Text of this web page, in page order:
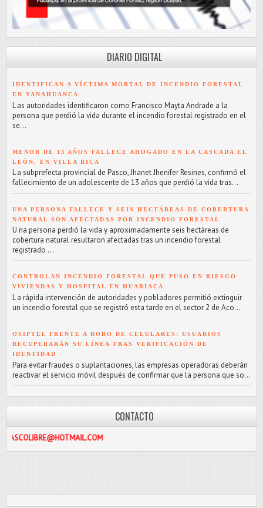
DIARIO DIGITAL
IDENTIFICAN A VÍCTIMA MORTAL DE INCENDIO FORESTAL
EN YANAHUANCA
L as autoridades identificaron como Francisco Mayta Andrade a la
persona que perdió la vida durante el incendio forestal registrado en el
se...
MENOR DE 13 AÑOS FALLECE AHOGADO EN LA CASCADA EL
LEÓN, EN VILLA RICA
L a subprefecta provincial de Pasco, Jhanet Jhenifer Resines, confirmó el
fallecimiento de un adolescente de 13 años que perdió la vida tras...
UNA PERSONA FALLECE Y SEIS HECTÁREAS DE COBERTURA
NATURAL SON AFECTADAS POR INCENDIO FORESTAL
U na persona perdió la vida y aproximadamente seis hectáreas de
cobertura natural resultaron afectadas tras un incendio forestal
registrado ...
CONTROLAN INCENDIO FORESTAL QUE PUSO EN RIESGO
VIVIENDAS Y HOSPITAL EN HUARIACA
L a rápida intervención de autoridades y pobladores permitió extinguir
un incendio forestal que se registró esta tarde en el sector 2 de Aco...
OSIPTEL FRENTE A ROBO DE CELULARES: USUARIOS
RECUPERARÁN SU LÍNEA TRAS VERIFICACIÓN DE
IDENTIDAD
Para evitar fraudes o suplantaciones, las empresas operadoras deberán
reactivar el servicio móvil después de confirmar que la persona que so...
CONTACTO